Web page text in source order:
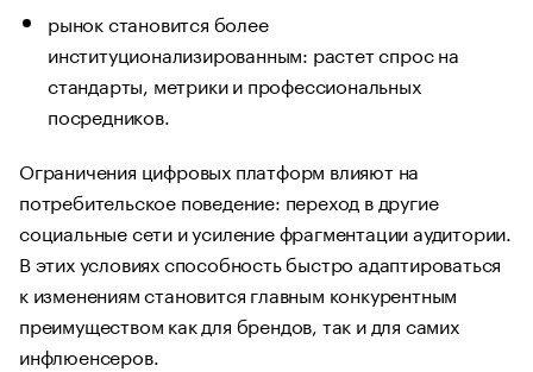
рынок становится более
институционализированным: растет спрос на
стандарты, метрики и профессиональных
посредников.
Ограничения цифровых платформ влияют на
потребительское поведение: переход в другие
социальные сети и усиление фрагментации аудитории.
В этих условиях способность быстро адаптироваться
к изменениям становится главным конкурентным
преимуществом как для брендов, так и для самих
инфлюенсеров.